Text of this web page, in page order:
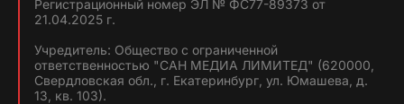
Регистрационный номер ЭЛ № ФС77-89373 от
21.04.2025 г.
Учредитель: Общество с ограниченной
ответственностью "САН МЕДИА ЛИМИТЕД" (620000,
Свердловская обл., г. Екатеринбург, ул. Юмашева, д.
13, кв. 103).